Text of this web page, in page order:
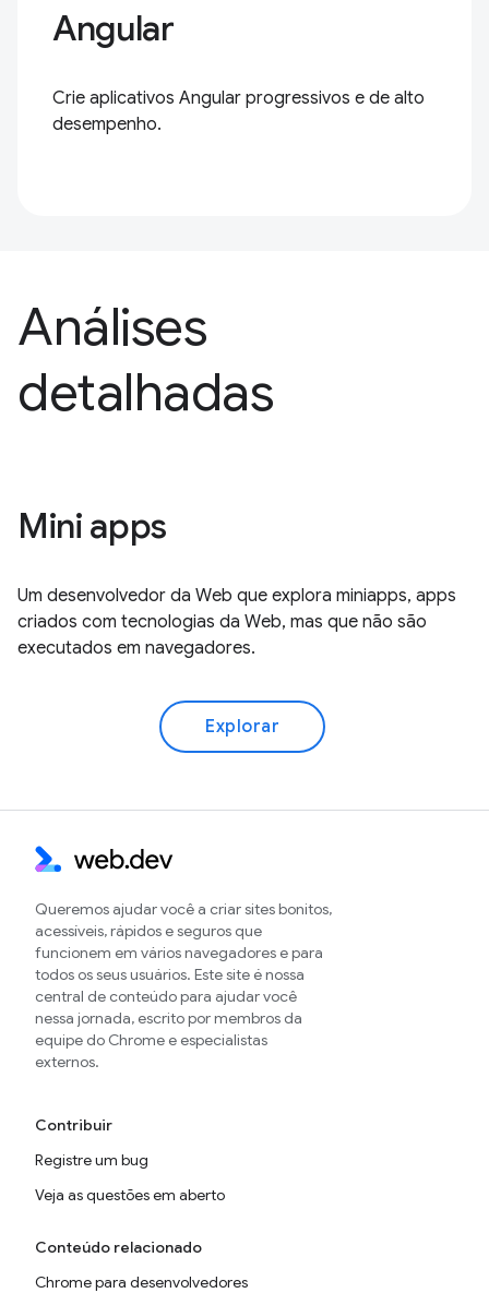
Angular
Crie aplicativos Angular progressivos e de alto
desempenho.
Análises
detalhadas
Mini apps
Um desenvolvedor da Web que explora miniapps, apps
criados com tecnologias da Web, mas que não são
executados em navegadores.
Explorar
Queremos ajudar você a criar sites bonitos,
acessíveis, rápidos e seguros que
funcionem em vários navegadores e para
todos os seus usuários. Este site é nossa
central de conteúdo para ajudar você
nessa jornada, escrito por membros da
equipe do Chrome e especialistas
externos.
Contribuir
Registre um bug
Veja as questões em aberto
Conteúdo relacionado
Chrome para desenvolvedores